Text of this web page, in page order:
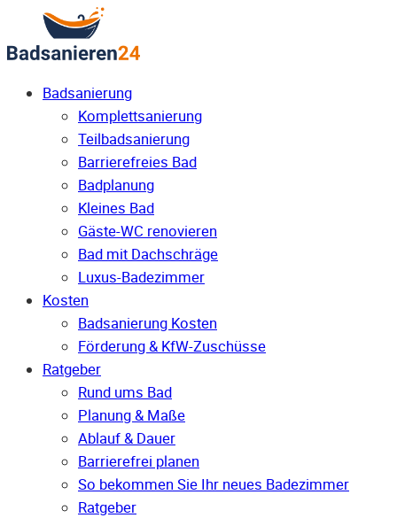
Badsanierung
Komplettsanierung
Teilbadsanierung
Barrierefreies Bad
Badplanung
Kleines Bad
Gäste-WC renovieren
Bad mit Dachschräge
Luxus-Badezimmer
Kosten
Badsanierung Kosten
Förderung & KfW-Zuschüsse
Ratgeber
Rund ums Bad
Planung & Maße
Ablauf & Dauer
Barrierefrei planen
So bekommen Sie Ihr neues Badezimmer
Ratgeber